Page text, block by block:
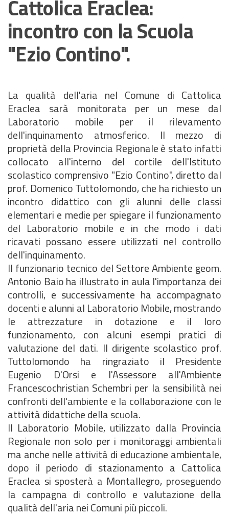
Cattolica Eraclea:
incontro con la Scuola
"Ezio Contino".
La qualità dell'aria nel Comune di Cattolica
Eraclea sarà monitorata per un mese dal
Laboratorio mobile per il rilevamento
dell'inquinamento atmosferico. Il mezzo di
proprietà della Provincia Regionale è stato infatti
collocato all'interno del cortile dell'Istituto
scolastico comprensivo "Ezio Contino", diretto dal
prof. Domenico Tuttolomondo, che ha richiesto un
incontro didattico con gli alunni delle classi
elementari e medie per spiegare il funzionamento
del Laboratorio mobile e in che modo i dati
ricavati possano essere utilizzati nel controllo
dell'inquinamento.
Il funzionario tecnico del Settore Ambiente geom.
Antonio Baio ha illustrato in aula l'importanza dei
controlli, e successivamente ha accompagnato
docenti e alunni al Laboratorio Mobile, mostrando
le attrezzature in dotazione e il loro
funzionamento, con alcuni esempi pratici di
valutazione del dati. Il dirigente scolastico prof.
Tuttolomondo ha ringraziato il Presidente
Eugenio D'Orsi e l'Assessore all'Ambiente
Francescochristian Schembri per la sensibilità nei
confronti dell'ambiente e la collaborazione con le
attività didattiche della scuola.
Il Laboratorio Mobile, utilizzato dalla Provincia
Regionale non solo per i monitoraggi ambientali
ma anche nelle attività di educazione ambientale,
dopo il periodo di stazionamento a Cattolica
Eraclea si sposterà a Montallegro, proseguendo
la campagna di controllo e valutazione della
qualità dell'aria nei Comuni più piccoli.